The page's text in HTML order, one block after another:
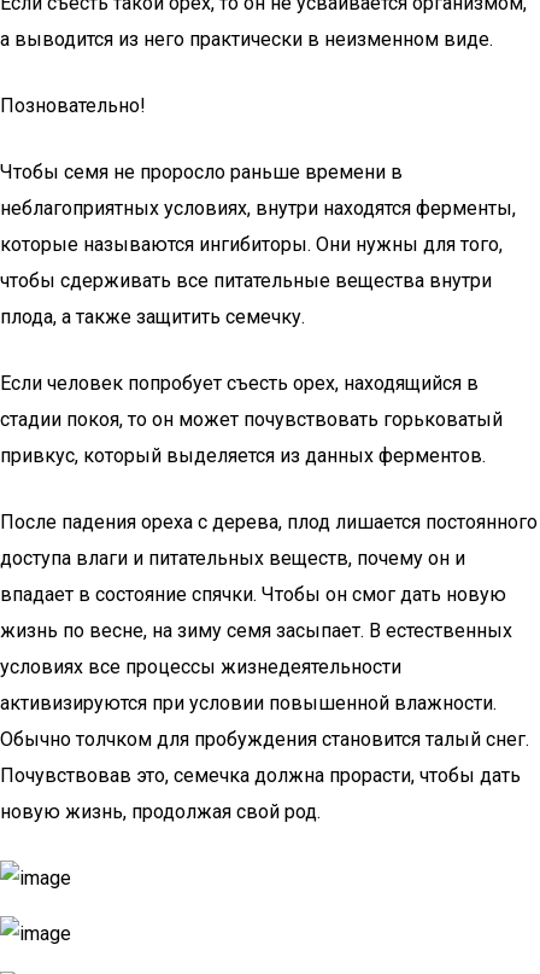
а выводится из него практически в неизменном виде.
Позновательно!
Чтобы семя не проросло раньше времени в
неблагоприятных условиях, внутри находятся ферменты,
которые называются ингибиторы. Они нужны для того,
чтобы сдерживать все питательные вещества внутри
плода, а также защитить семечку.
Если человек попробует съесть орех, находящийся в
стадии покоя, то он может почувствовать горьковатый
привкус, который выделяется из данных ферментов.
После падения ореха с дерева, плод лишается постоянного
доступа влаги и питательных веществ, почему он и
впадает в состояние спячки. Чтобы он смог дать новую
жизнь по весне, на зиму семя засыпает. В естественных
условиях все процессы жизнедеятельности
активизируются при условии повышенной влажности.
Обычно толчком для пробуждения становится талый снег.
Почувствовав это, семечка должна прорасти, чтобы дать
новую жизнь, продолжая свой род.